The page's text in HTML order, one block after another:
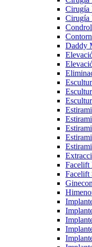
Cirugía
Cirugía
Daddy
Facelift